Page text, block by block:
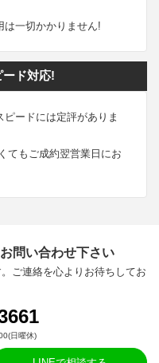
は一切かかりません!
ド対応!
ードには定評がありま
てもご成約翌営業日にお
問い合わせ下さい
ご連絡を心よりお待ちしてお
日曜休)